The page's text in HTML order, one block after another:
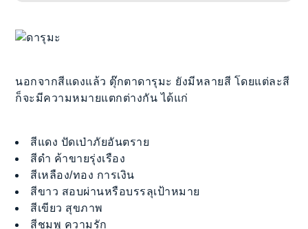
นอกจากสีแดงแล้ว ตุ๊กตาดารุมะ ยังมีหลายสี โดยแต่ละสี
ก็จะมีความหมายแตกต่างกัน ได้แก่
สีแดง ปัดเป่าภัยอันตราย
สีดำ ค้าขายรุ่งเรือง
สีเหลือง/ทอง การเงิน
สีขาว สอบผ่านหรือบรรลุเป้าหมาย
สีเขียว สุขภาพ
สีชมพู ความรัก